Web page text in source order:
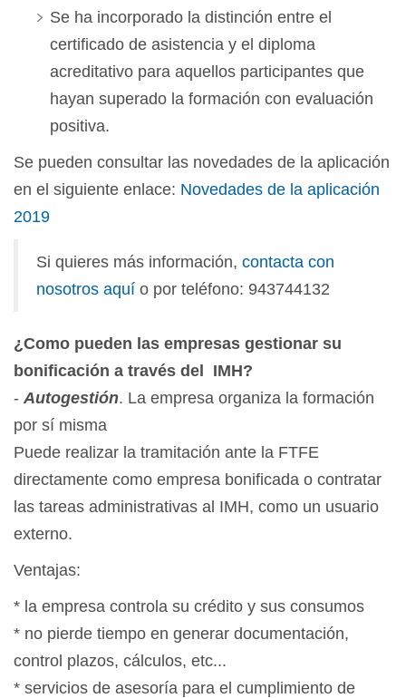
Se ha incorporado la distinción entre el
certificado de asistencia y el diploma
acreditativo para aquellos participantes que
hayan superado la formación con evaluación
positiva.
Se pueden consultar las novedades de la aplicación
en el siguiente enlace: Novedades de la aplicación
2019
Si quieres más información, contacta con
nosotros aquí o por teléfono: 943744132
¿Como pueden las empresas gestionar su
bonificación a través del IMH?
- Autogestión. La empresa organiza la formación
por sí misma
Puede realizar la tramitación ante la FTFE
directamente como empresa bonificada o contratar
las tareas administrativas al IMH, como un usuario
externo.
Ventajas:
* la empresa controla su crédito y sus consumos
* no pierde tiempo en generar documentación,
control plazos, cálculos, etc...
* servicios de asesoría para el cumplimiento de